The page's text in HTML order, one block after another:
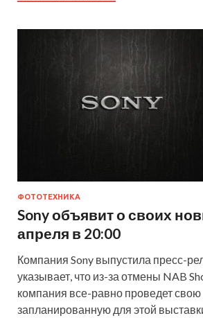
ФОТОТЕХНИКА
Sony объявит о своих
апреля в 20:00
Компания Sony выпустила пресс-
указывает, что из-за отмены NAB
компания все-равно проведет
запланированную для этой